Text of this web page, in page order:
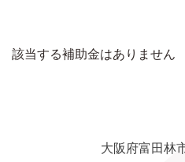
該当する補助金はありません
大阪府富田林